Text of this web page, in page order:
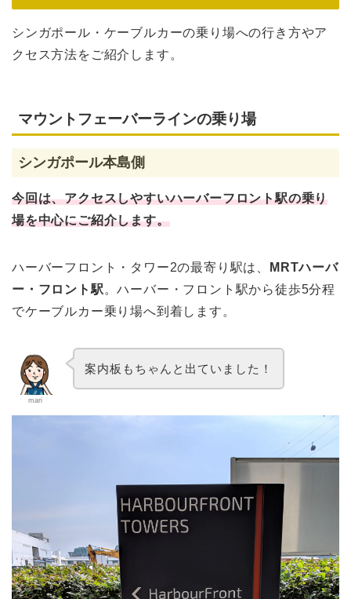
シンガポール・ケーブルカーの乗り場への行き方やア
クセス方法をご紹介します。
マウントフェーバーラインの乗り場
シンガポール本島側
今回は、アクセスしやすいハーバーフロント駅の乗り
場を中心にご紹介します。
ハーバーフロント・タワー2の最寄り駅は、
MRTハーバ
ー・フロント駅 。ハーバー・フロント駅から徒歩5分程
でケーブルカー乗り場へ到着します。
mari
案内板もちゃんと出ていました！